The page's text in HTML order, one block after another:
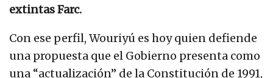
extintas Farc.
Con ese perfil, Wouriyú es hoy quien defiende
una propuesta que el Gobierno presenta como
una “actualización” de la Constitución de 1991,